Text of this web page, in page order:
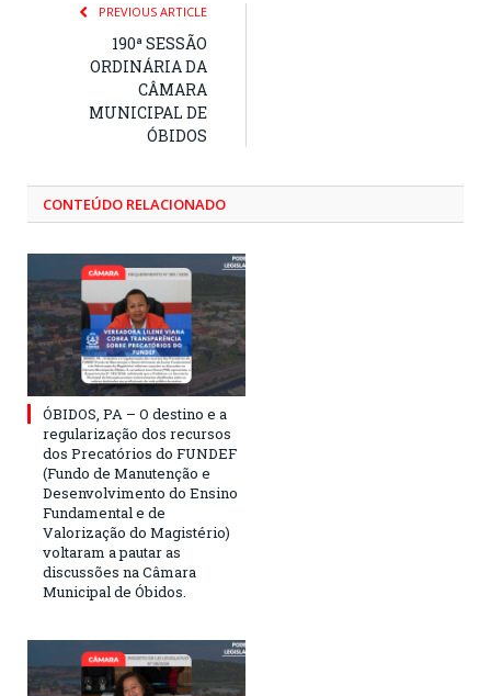
PREVIOUS ARTICLE
190ª SESSÃO
ORDINÁRIA DA
CÂMARA
MUNICIPAL DE
ÓBIDOS
CONTEÚDO RELACIONADO
ÓBIDOS, PA – O destino e a
regularização dos recursos
dos Precatórios do FUNDEF
(Fundo de Manutenção e
Desenvolvimento do Ensino
Fundamental e de
Valorização do Magistério)
voltaram a pautar as
discussões na Câmara
Municipal de Óbidos.